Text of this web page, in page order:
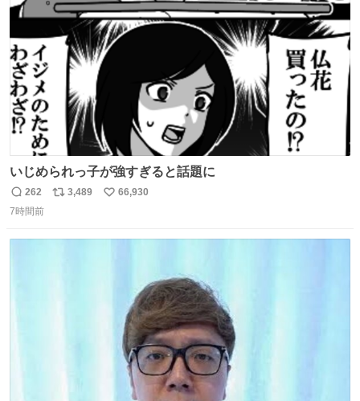
数
いじめられっ子が強すぎると話題に
返
信
262
リ
3,489
い
66,930
7時間前